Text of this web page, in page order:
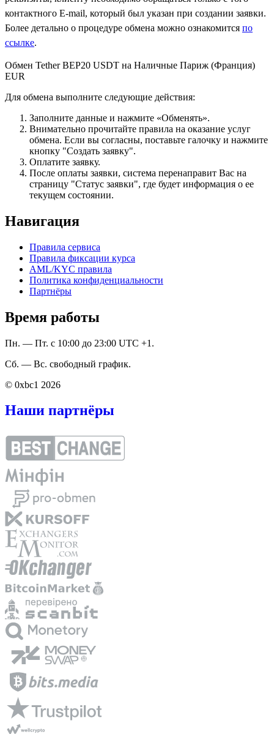
контактного Е-mail, который был указан при создании заявки.
Более детально о процедуре обмена можно ознакомится по
ссылке.
Обмен Tether BEP20 USDT на Наличные Париж (Франция)
EUR
Для обмена выполните следующие действия:
Заполните данные и нажмите «Обменять».
Внимательно прочитайте правила на оказание услуг
обмена. Если вы согласны, поставьте галочку и нажмите
кнопку "Создать заявку".
Оплатите заявку.
После оплаты заявки, система перенаправит Вас на
страницу "Статус заявки", где будет информация о ее
текущем состоянии.
Навигация
Правила сервиса
Правила фиксации курса
AML/KYC правила
Политика конфиденциальности
Партнёры
Время работы
Пн. — Пт. с 10:00 до 23:00 UTC +1.
Сб. — Вс. свободный график.
© 0xbc1 2026
Наши партнёры